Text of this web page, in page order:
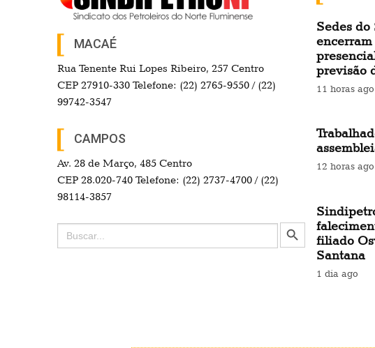
MACAÉ
Rua Tenente Rui Lopes Ribeiro, 257 Centro
CEP 27910-330 Telefone: (22) 2765-9550 / (22)
99742-3547
CAMPOS
Av. 28 de Março, 485 Centro
CEP 28.020-740 Telefone: (22) 2737-4700 / (22)
98114-3857
Search
for:
Search Button
Sedes
previsão
11 horas ago
12 horas ago
filiado
Santana
1 dia ago